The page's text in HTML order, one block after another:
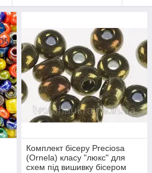
Комплект бісеру Preciosa
(Ornela) класу "люкс" для
схем під вишивку бісером